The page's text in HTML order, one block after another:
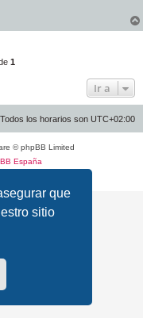
que
sitio
1
Ir a
Todos los horarios son UTC+02:00
© phpBB Limited
España